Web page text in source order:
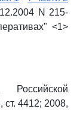
N 215-
<1>
Российской
ст. 4412; 2008,